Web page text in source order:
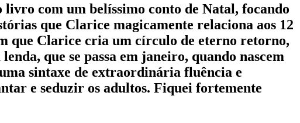
com um belíssimo conto de Natal, focando
que Clarice magicamente relaciona aos 12
que Clarice cria um círculo de eterno retorno,
que se passa em janeiro, quando nascem
sintaxe de extraordinária fluência e
e seduzir os adultos. Fiquei fortemente